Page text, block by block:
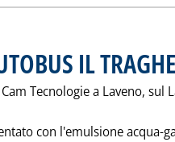
IL
Tecnologie a Laveno, sul
con l'emulsione acqua-